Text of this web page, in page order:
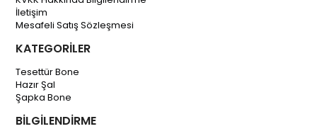
İletişim
Mesafeli Satış Sözleşmesi
KATEGORİLER
Tesettür Bone
Hazır Şal
Şapka Bone
BİLGİLENDİRME